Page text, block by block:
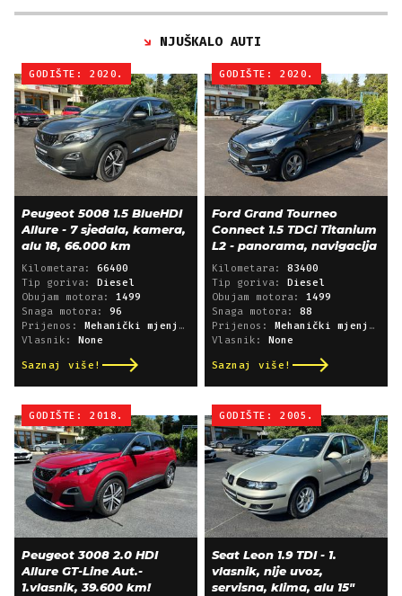
NJUŠKALO AUTI
GODIŠTE: 2020.
Peugeot 5008 1.5 BlueHDI
Allure - 7 sjedala, kamera,
alu 18, 66.000 km
Kilometara: 66400
Tip goriva:
Diesel
Obujam motora: 1499
Snaga motora: 96
Prijenos:
Mehanički mjenjač
Vlasnik:
None
Saznaj više!
GODIŠTE: 2020.
Ford Grand Tourneo
Connect 1.5 TDCi Titanium
L2 - panorama, navigacija
Kilometara: 83400
Tip goriva:
Diesel
Obujam motora: 1499
Snaga motora: 88
Prijenos:
Mehanički mjenjač
Vlasnik:
None
Saznaj više!
GODIŠTE: 2018.
Peugeot 3008 2.0 HDI
Allure GT-Line Aut.-
1.vlasnik, 39.600 km!
GODIŠTE: 2005.
Seat Leon 1.9 TDI - 1.
vlasnik, nije uvoz,
servisna, klima, alu 15"